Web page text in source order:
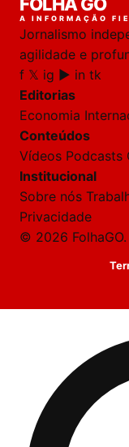
A INFORMAÇÃO
Jornalismo
agilidade e
f 𝕏 ig ▶ in tk
Editorias
Economia
Conteúdos
Vídeos Podcasts
Institucional
Sobre nós
Privacidade
© 2026